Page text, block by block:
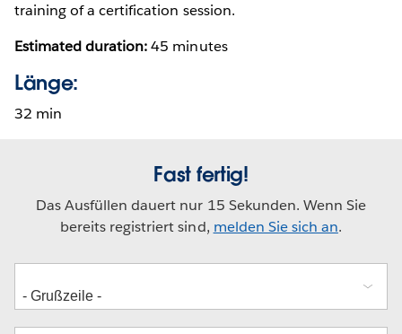
training of a certification session.
Estimated duration:45 minutes
Länge:
32 min
Fast fertig!
Das Ausfüllen dauert nur 15 Sekunden. Wenn Sie
bereits registriert sind, melden Sie sich an.